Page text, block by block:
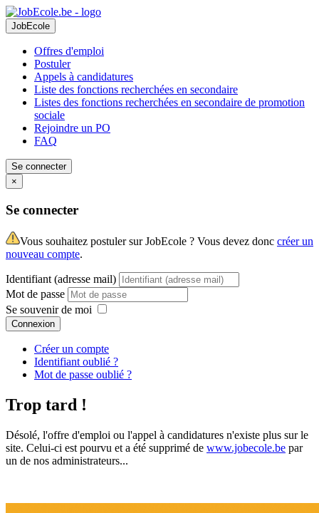
JobEcole
Offres d'emploi
Postuler
Appels à candidatures
Liste des fonctions recherchées en secondaire
Listes des fonctions recherchées en secondaire de promotion
sociale
Rejoindre un PO
FAQ
Se connecter
×
Se connecter
Vous souhaitez postuler sur JobEcole ? Vous devez donc créer un
nouveau compte.
Identifiant (adresse mail)
Mot de passe
Se souvenir de moi
Connexion
Créer un compte
Identifiant oublié ?
Mot de passe oublié ?
Trop tard !
Désolé, l'offre d'emploi ou l'appel à candidatures n'existe plus sur le
site. Celui-ci est pourvu et a été supprimé de www.jobecole.be par
un de nos administrateurs...